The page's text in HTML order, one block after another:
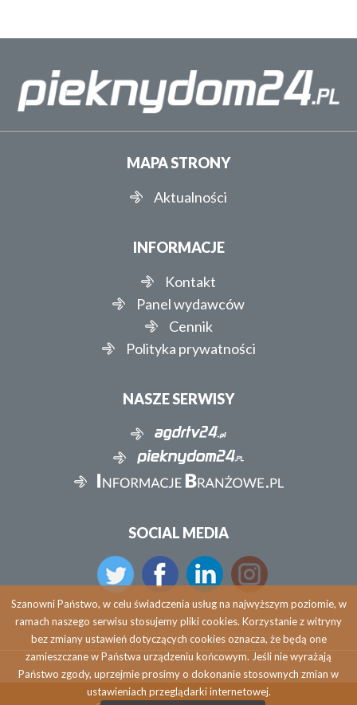
MAPA STRONY
Aktualności
INFORMACJE
Kontakt
Panel wydawców
Cennik
Polityka prywatności
NASZE SERWISY
SOCIAL MEDIA
Szanowni Państwo, w celu świadczenia usług na najwyższym poziomie, w
ramach naszego serwisu stosujemy pliki cookies. Korzystanie z witryny
bez zmiany ustawień dotyczących cookies oznacza, że będą one
zamieszczane w Państwa urządzeniu końcowym. Jeśli nie wyrażają
Państwo zgody, uprzejmie prosimy o dokonanie stosownych zmian w
ustawieniach przeglądarki internetowej.